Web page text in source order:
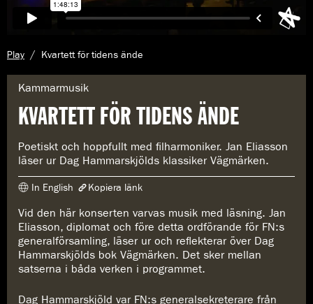
Play
A
e
l
s
d
a
:
Kvartett för tidens ände
G
n
r
e
:
Kammarmusik
KVARTETT FÖR TIDENS ÄNDE
Poetiskt och hoppfullt med filharmoniker. Jan Eliasson
läser ur Dag Hammarskjölds klassiker Vägmärken.
In English Kopiera länk
Länken har kopierats
https://www.konserthuset.se/play/kvartett-for-tidens-ande/
Vid den här konserten varvas musik med läsning. Jan
Eliasson, diplomat och före detta ordförande för FN:s
generalförsamling, läser ur och reflekterar över Dag
Hammarskjölds bok Vägmärken. Det sker mellan
satserna i båda verken i programmet.
Dag Hammarskjöld var FN:s generalsekreterare från